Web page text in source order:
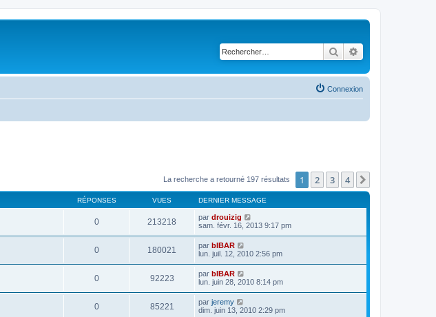
Rechercher
Connexion
La recherche a retourné 197 résultats 1 2 3 4
RÉPONSES VUES DERNIER MESSAGE
0 213218 par drouizig
sam. févr. 16, 2013 9:17 pm
0 180021 par bIBAR
lun. juil. 12, 2010 2:56 pm
0 92223 par bIBAR
lun. juin 28, 2010 8:14 pm
0 85221 par jeremy
dim. juin 13, 2010 2:29 pm